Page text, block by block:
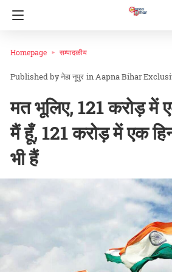
Homepage सम्पादकीय
नेहा नूपुर inAapna Bihar
मत भूलिए, 121 करोड़ में
मैं हूँ, 121 करोड़ में एक
भी हैं